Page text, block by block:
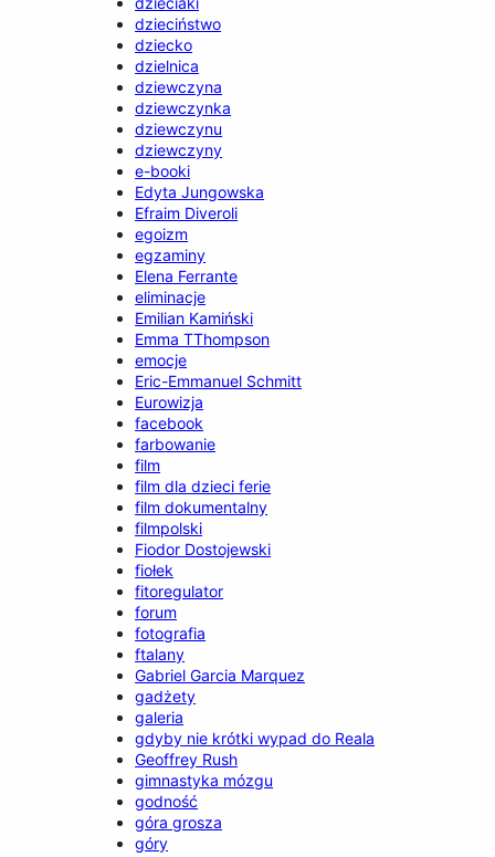
dzieciństwo
dziecko
dzielnica
dziewczyna
dziewczynka
dziewczynu
dziewczyny
e-booki
Edyta Jungowska
Efraim Diveroli
egoizm
egzaminy
Elena Ferrante
eliminacje
Emilian Kamiński
Emma TThompson
emocje
Eric-Emmanuel Schmitt
Eurowizja
facebook
farbowanie
film
film dla dzieci ferie
film dokumentalny
filmpolski
Fiodor Dostojewski
fiołek
fitoregulator
forum
fotografia
ftalany
Gabriel Garcia Marquez
gadżety
galeria
gdyby nie krótki wypad do Reala
Geoffrey Rush
gimnastyka mózgu
godność
góra grosza
góry